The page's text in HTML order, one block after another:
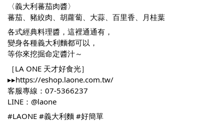
〈義大利蕃茄肉醬〉
蕃茄、豬絞肉、胡蘿蔔、大蒜、百里香、月桂葉
各式經典料理醬，這裡通通有，
變身各種義大利麵都可以，
等你來挖掘命定醬汁～
［LA ONE 天才好食光］
▸▸https://eshop.laone.com.tw/
客服專線：07-5366237
LINE：@laone
#LAONE #義大利麵 #好簡單